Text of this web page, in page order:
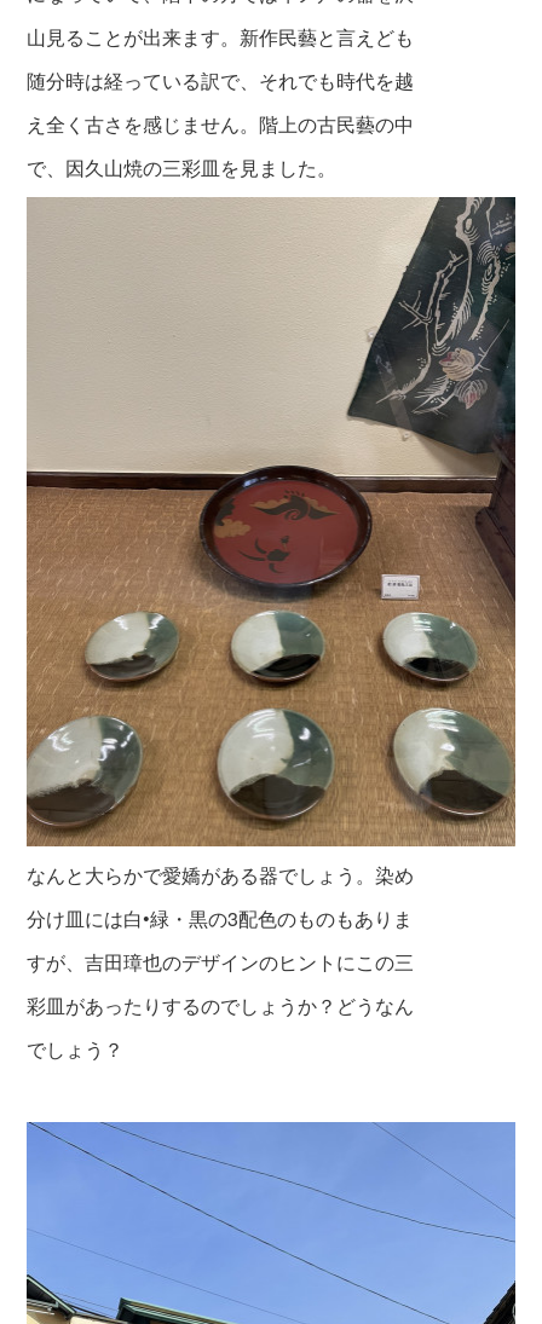
山見ることが出来ます。新作民藝と言えども
随分時は経っている訳で、それでも時代を越
え全く古さを感じません。階上の古民藝の中
で、因久山焼の三彩皿を見ました。
なんと大らかで愛嬌がある器でしょう。染め
分け皿には白•緑・黒の3配色のものもありま
すが、吉田璋也のデザインのヒントにこの三
彩皿があったりするのでしょうか？どうなん
でしょう？